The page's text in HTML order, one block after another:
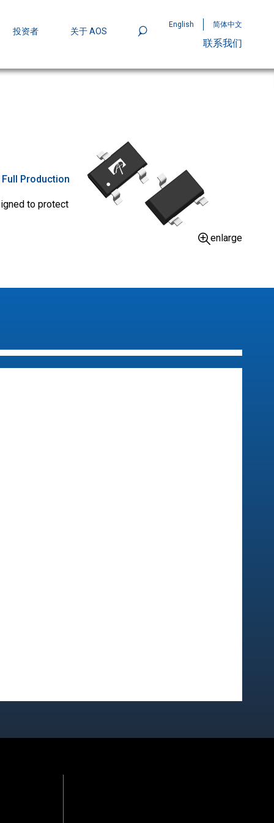
投资者 关于 AOS
English 简体中文
联系我们
封装：MOSFET 功率密度实现
Full Production
to protect
enlarge